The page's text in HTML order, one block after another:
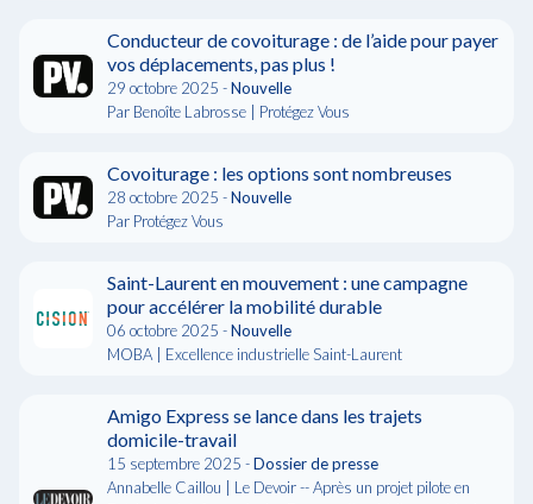
Conducteur de covoiturage : de l’aide pour payer
vos déplacements, pas plus !
29 octobre 2025 -Nouvelle
Par Benoîte Labrosse | Protégez Vous
Covoiturage : les options sont nombreuses
28 octobre 2025 -Nouvelle
Par Protégez Vous
Saint-Laurent en mouvement : une campagne
pour accélérer la mobilité durable
06 octobre 2025 -Nouvelle
MOBA | Excellence industrielle Saint-Laurent
Amigo Express se lance dans les trajets
domicile-travail
15 septembre 2025 -Dossier de presse
Annabelle Caillou | Le Devoir -- Après un projet pilote en